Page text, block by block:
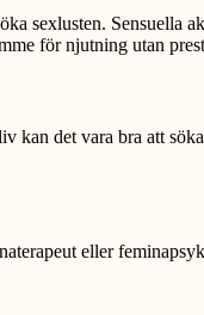
sexlusten. Sensuella
för njutning utan
kan det vara bra att
eller